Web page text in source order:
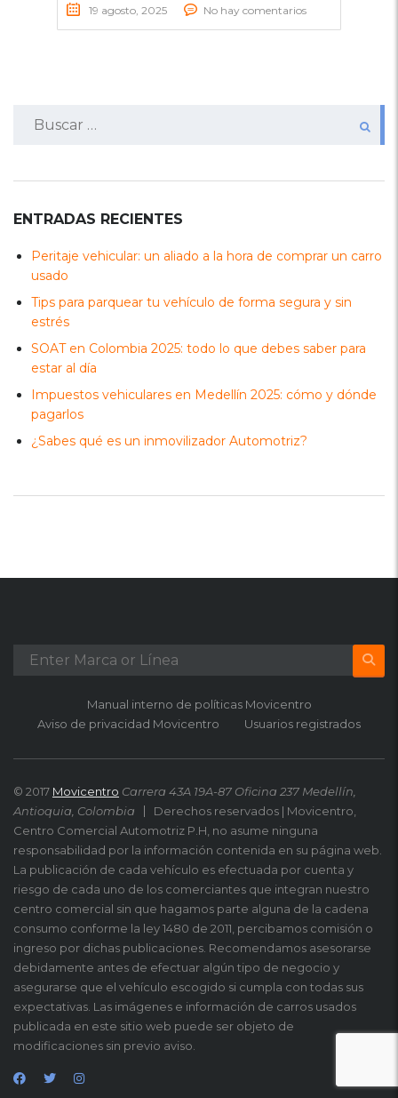
19 agosto, 2025 No hay comentarios
ENTRADAS RECIENTES
Peritaje vehicular: un aliado a la hora de comprar un carro
usado
Tips para parquear tu vehículo de forma segura y sin
estrés
SOAT en Colombia 2025: todo lo que debes saber para
estar al día
Impuestos vehiculares en Medellín 2025: cómo y dónde
pagarlos
¿Sabes qué es un inmovilizador Automotriz?
Manual interno de políticas Movicentro
Aviso de privacidad Movicentro
Usuarios registrados
© 2017 Movicentro Carrera 43A 19A-87 Oficina 237 Medellín,
Antioquia, Colombia
Derechos reservados | Movicentro,
Centro Comercial Automotriz P.H, no asume ninguna
responsabilidad por la información contenida en su página web.
La publicación de cada vehículo es efectuada por cuenta y
riesgo de cada uno de los comerciantes que integran nuestro
centro comercial sin que hagamos parte alguna de la cadena
consumo conforme la ley 1480 de 2011, percibamos comisión o
ingreso por dichas publicaciones. Recomendamos asesorarse
debidamente antes de efectuar algún tipo de negocio y
asegurarse que el vehículo escogido si cumpla con todas sus
expectativas. Las imágenes e información de carros usados
publicada en este sitio web puede ser objeto de
modificaciones sin previo aviso.